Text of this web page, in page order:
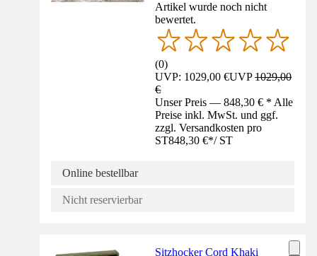
Artikel wurde noch nicht
bewertet.
(0)
UVP: 1029,00 €UVP1029,00
€
Unser Preis — 848,30 € * Alle
Preise inkl. MwSt. und ggf.
zzgl. Versandkosten pro
ST848,30 €*/ ST
Online bestellbar
Nicht reservierbar
Sitzhocker Cord Khaki